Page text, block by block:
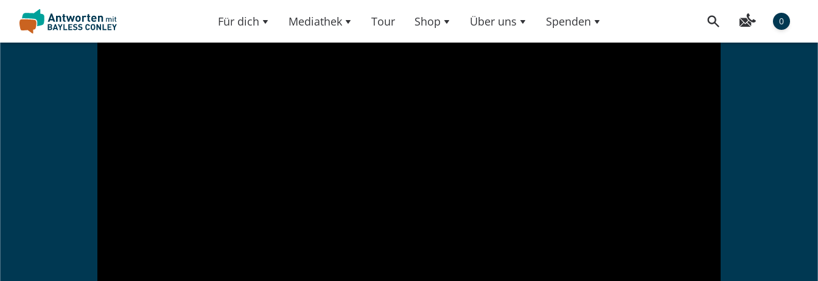
Für dich Mediathek Tour Shop Über uns Spenden 0